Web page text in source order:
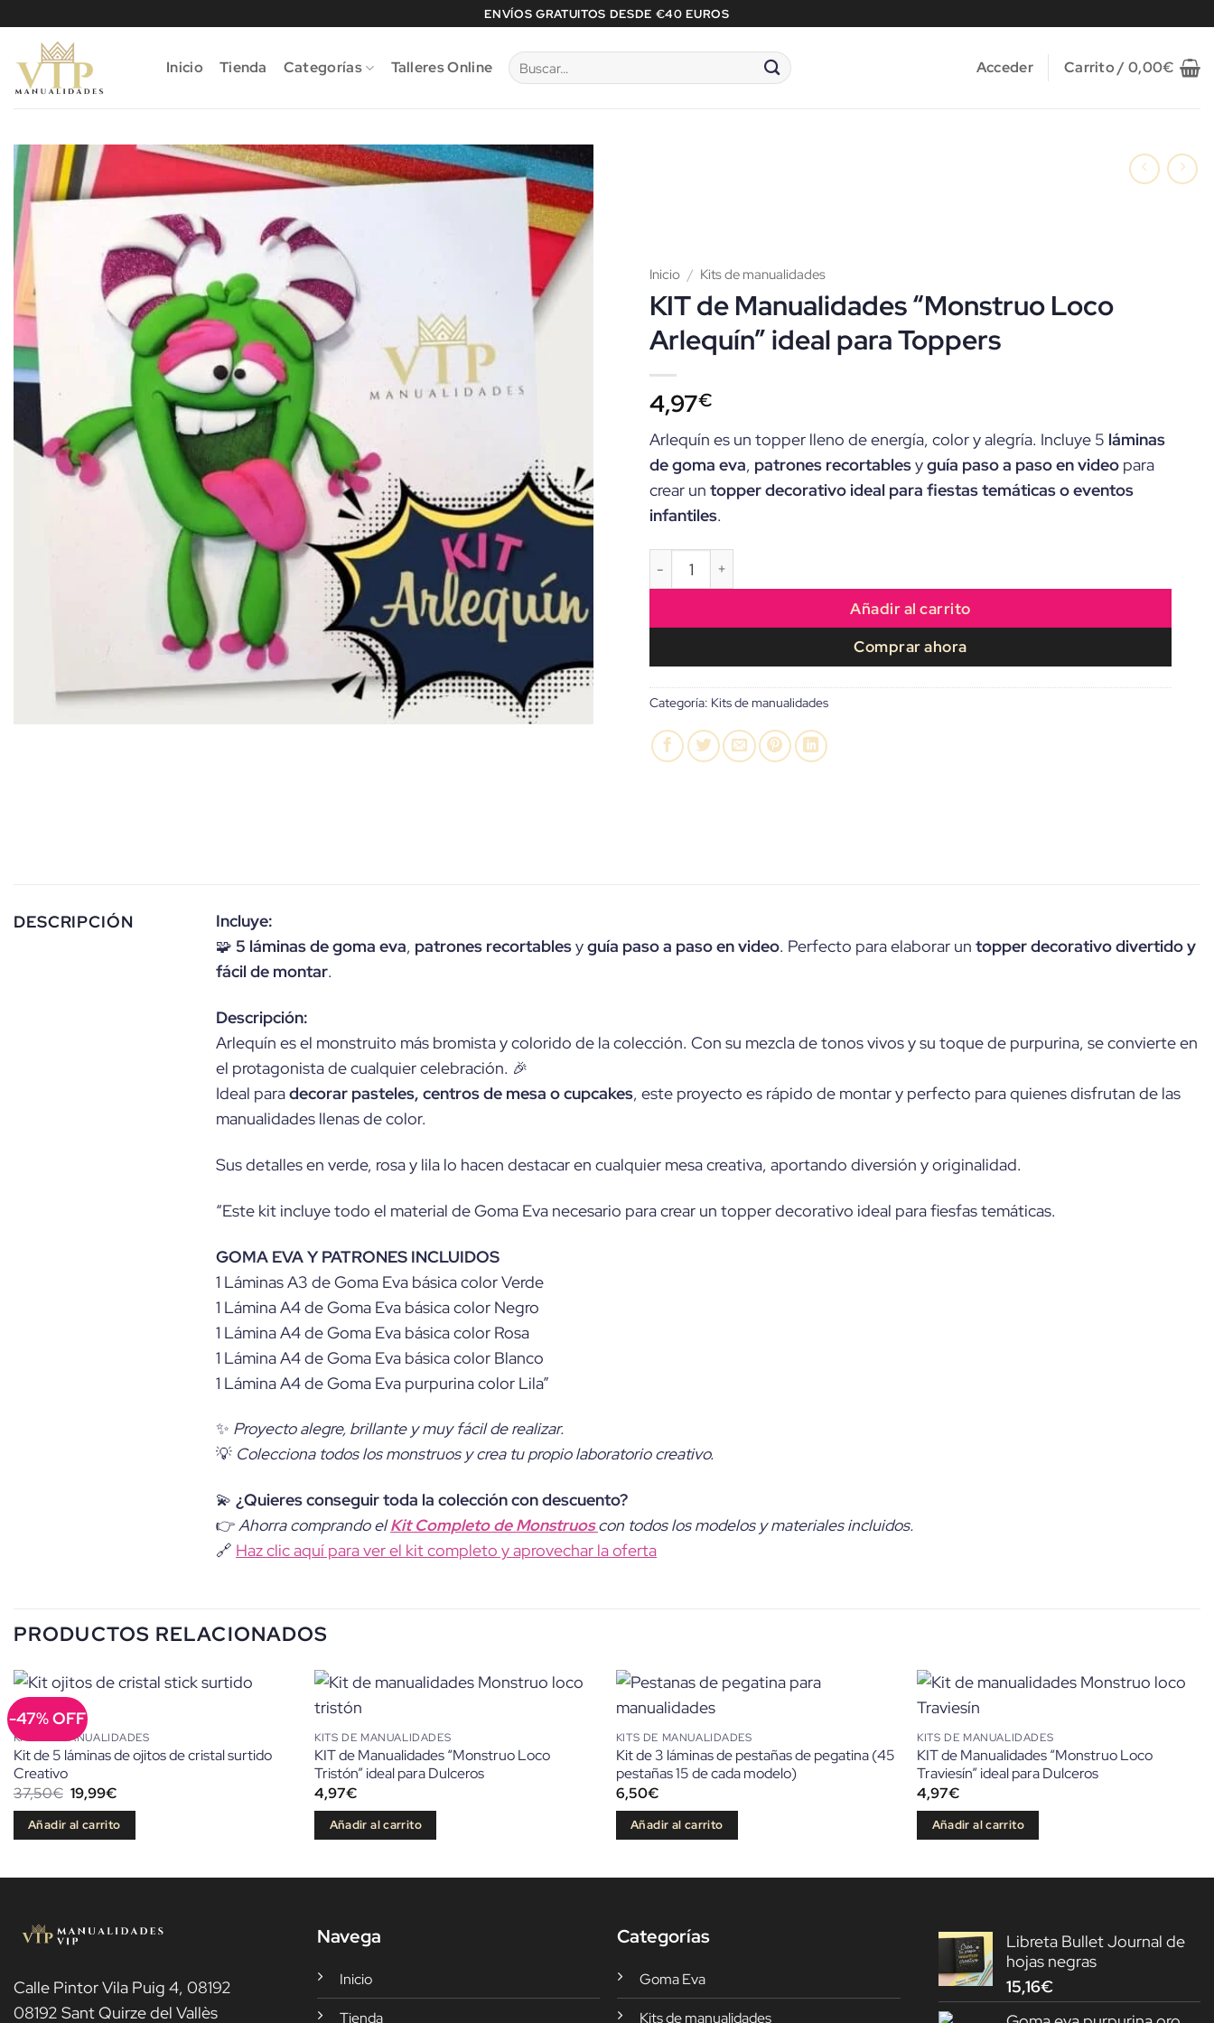
contenido
ENVÍOS GRATUITOS DESDE €40 EUROS
Inicio Tienda Categorías Talleres Online
Buscar
por:
Acceder Carrito /0,00€
Inicio / Kits de manualidades
KIT de Manualidades “Monstruo Loco
Arlequín” ideal para Toppers
4,97€
Arlequín es un topper lleno de energía, color y alegría. Incluye 5 láminas
de goma eva, patrones recortablesyguía paso a paso en video para
crear untopper decorativo ideal para fiestas temáticas o eventos
infantiles.
KIT de Manualidades “Monstruo Loco Arlequín” ideal para Toppers cantidad
Añadir al carrito
Comprar ahora
Categoría: Kits de manualidades
DESCRIPCIÓN
Incluye:
🧩 5 láminas de goma eva, patrones recortablesyguía paso a paso en video. Perfecto para elaborar un topper decorativo divertido y
fácil de montar.
Descripción:
Arlequín es el monstruito más bromista y colorido de la colección. Con su mezcla de tonos vivos y su toque de purpurina, se convierte en
el protagonista de cualquier celebración. 🎉
Ideal paradecorar pasteles, centros de mesa o cupcakes, este proyecto es rápido de montar y perfecto para quienes disfrutan de las
manualidades llenas de color.
Sus detalles en verde, rosa y lila lo hacen destacar en cualquier mesa creativa, aportando diversión y originalidad.
“Este kit incluye todo el material de Goma Eva necesario para crear un topper decorativo ideal para fiesfas temáticas.
GOMA EVA Y PATRONES INCLUIDOS
1 Láminas A3 de Goma Eva básica color Verde
1 Lámina A4 de Goma Eva básica color Negro
1 Lámina A4 de Goma Eva básica color Rosa
1 Lámina A4 de Goma Eva básica color Blanco
1 Lámina A4 de Goma Eva purpurina color Lila”
✨ Proyecto alegre, brillante y muy fácil de realizar.
💡 Colecciona todos los monstruos y crea tu propio laboratorio creativo.
💫 ¿Quieres conseguir toda la colección con descuento?
👉Ahorra comprando elKit Completo de Monstruos con todos los modelos y materiales incluidos.
🔗 Haz clic aquí para ver el kit completo y aprovechar la oferta
PRODUCTOS RELACIONADOS
-47% OFF
KITS DE MANUALIDADES
Kit de 5 láminas de ojitos de cristal surtido
Creativo
37,50€ El
precio
original
era:
37,50€.
19,99€El
actual
es:
19,99€.
Añadir al carrito
KITS DE MANUALIDADES
KIT de Manualidades “Monstruo Loco
Tristón” ideal para Dulceros
4,97€
Añadir al carrito
KITS DE MANUALIDADES
Kit de 3 láminas de pestañas de pegatina (45
pestañas 15 de cada modelo)
6,50€
Añadir al carrito
KITS DE MANUALIDADES
KIT de Manualidades “Monstruo Loco
Traviesín” ideal para Dulceros
4,97€
Añadir al carrito
Calle Pintor Vila Puig 4, 08192
08192 Sant Quirze del Vallès
Navega
Inicio
Tienda
Categorías
Goma Eva
Kits de manualidades
Libreta Bullet Journal de
hojas negras
15,16€